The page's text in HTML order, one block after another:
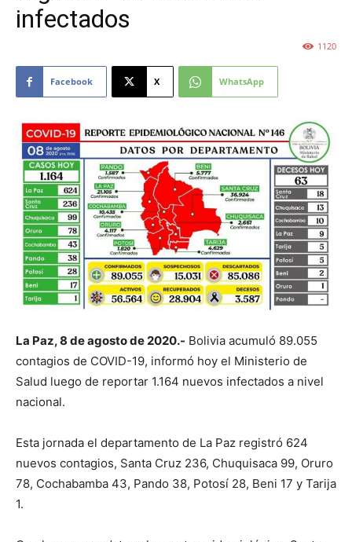
infectados
1120
Facebook X WhatsApp
La Paz, 8 de agosto de 2020.- Bolivia acumuló 89.055
contagios de COVID-19, informó hoy el Ministerio de
Salud luego de reportar 1.164 nuevos infectados a nivel
nacional.
Esta jornada el departamento de La Paz registró 624
nuevos contagios, Santa Cruz 236, Chuquisaca 99, Oruro
78, Cochabamba 43, Pando 38, Potosí 28, Beni 17 y Tarija
1.